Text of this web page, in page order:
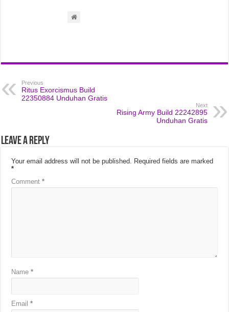
Previous
Ritus Exorcismus Build
22350884 Unduhan Gratis
Next
Rising Army Build 22242895
Unduhan Gratis
Leave a Reply
Your email address will not be published. Required fields are marked
*
Comment*
Name*
Email*